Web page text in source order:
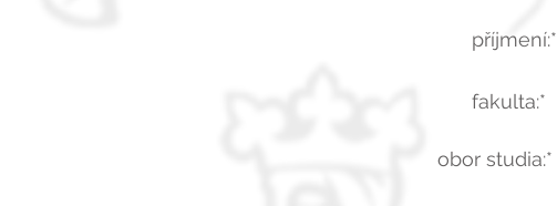
příjmení:*
fakulta:*
obor studia:*